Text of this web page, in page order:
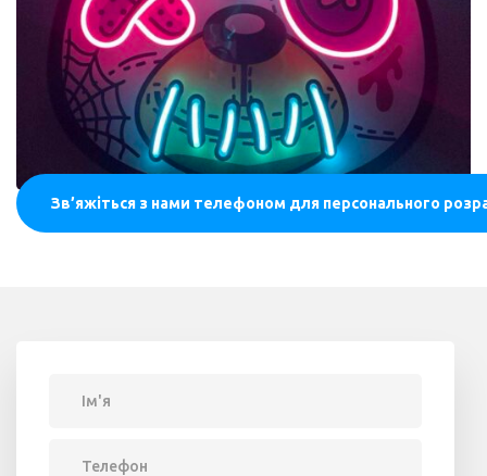
Зв’яжіться з нами телефоном для персонального